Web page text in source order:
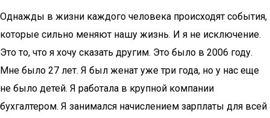
Однажды в жизни каждого человека происходят события,
которые сильно меняют нашу жизнь. И я не исключение.
Это то, что я хочу сказать другим. Это было в 2006 году.
Мне было 27 лет. Я был женат уже три года, но у нас еще
не было детей. Я работала в крупной компании
бухгалтером. Я занимался начислением зарплаты для всей